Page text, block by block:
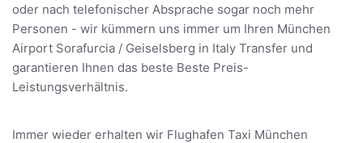
oder nach telefonischer Absprache sogar noch mehr
Personen - wir kümmern uns immer um Ihren München
Airport Sorafurcia / Geiselsberg in Italy Transfer und
garantieren Ihnen das beste Beste Preis-
Leistungsverhältnis.
Immer wieder erhalten wir Flughafen Taxi München